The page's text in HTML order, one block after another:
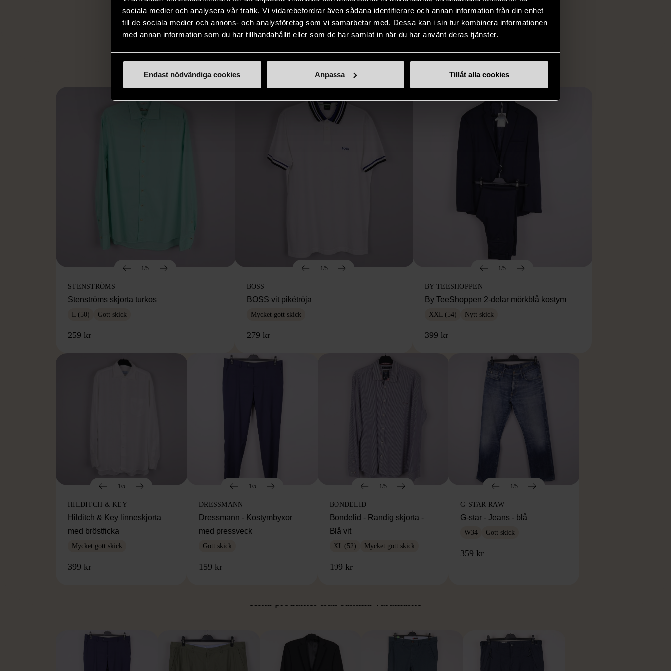
sociala medier och analysera vår trafik. Vi vidarebefordrar även sådana identifierare och annan information från din enhet
till de sociala medier och annons- och analysföretag som vi samarbetar med. Dessa kan i sin tur kombinera informationen
med annan information som du har tillhandahållit eller som de har samlat in när du har använt deras tjänster.
Endast nödvändiga cookies Anpassa Tillåt alla cookies
arbetstränar personer som står
utanför arbetsmarknaden på ett
eller annat sätt.
möjlighet att återanvända och ge
nytt liv åt befintliga produkter.
unika och originella föremål som
inte finns i vanliga butiker.
LIKNANDE PRODUKTER
Hitta produkter som påminner om denna
1/5
STENSTRÖMS
Stenströms skjorta turkos
L (50) Gott skick
259 kr
1/5
BOSS
BOSS vit pikétröja
Mycket gott skick
279 kr
1/5
BY TEESHOPPEN
By TeeShoppen 2-delar mörkblå kostym
XXL (54) Nytt skick
399 kr
1/5
HILDITCH & KEY
Hilditch & Key linneskjorta
med bröstficka
Mycket gott skick
399 kr
1/5
DRESSMANN
Dressmann - Kostymbyxor
med pressveck
Gott skick
159 kr
1/5
BONDELID
Bondelid - Randig skjorta -
Blå vit
XL (52) Mycket gott skick
199 kr
1/5
G-STAR RAW
G-star - Jeans - blå
W34 Gott skick
359 kr
Hitta produkter från samma varumärke